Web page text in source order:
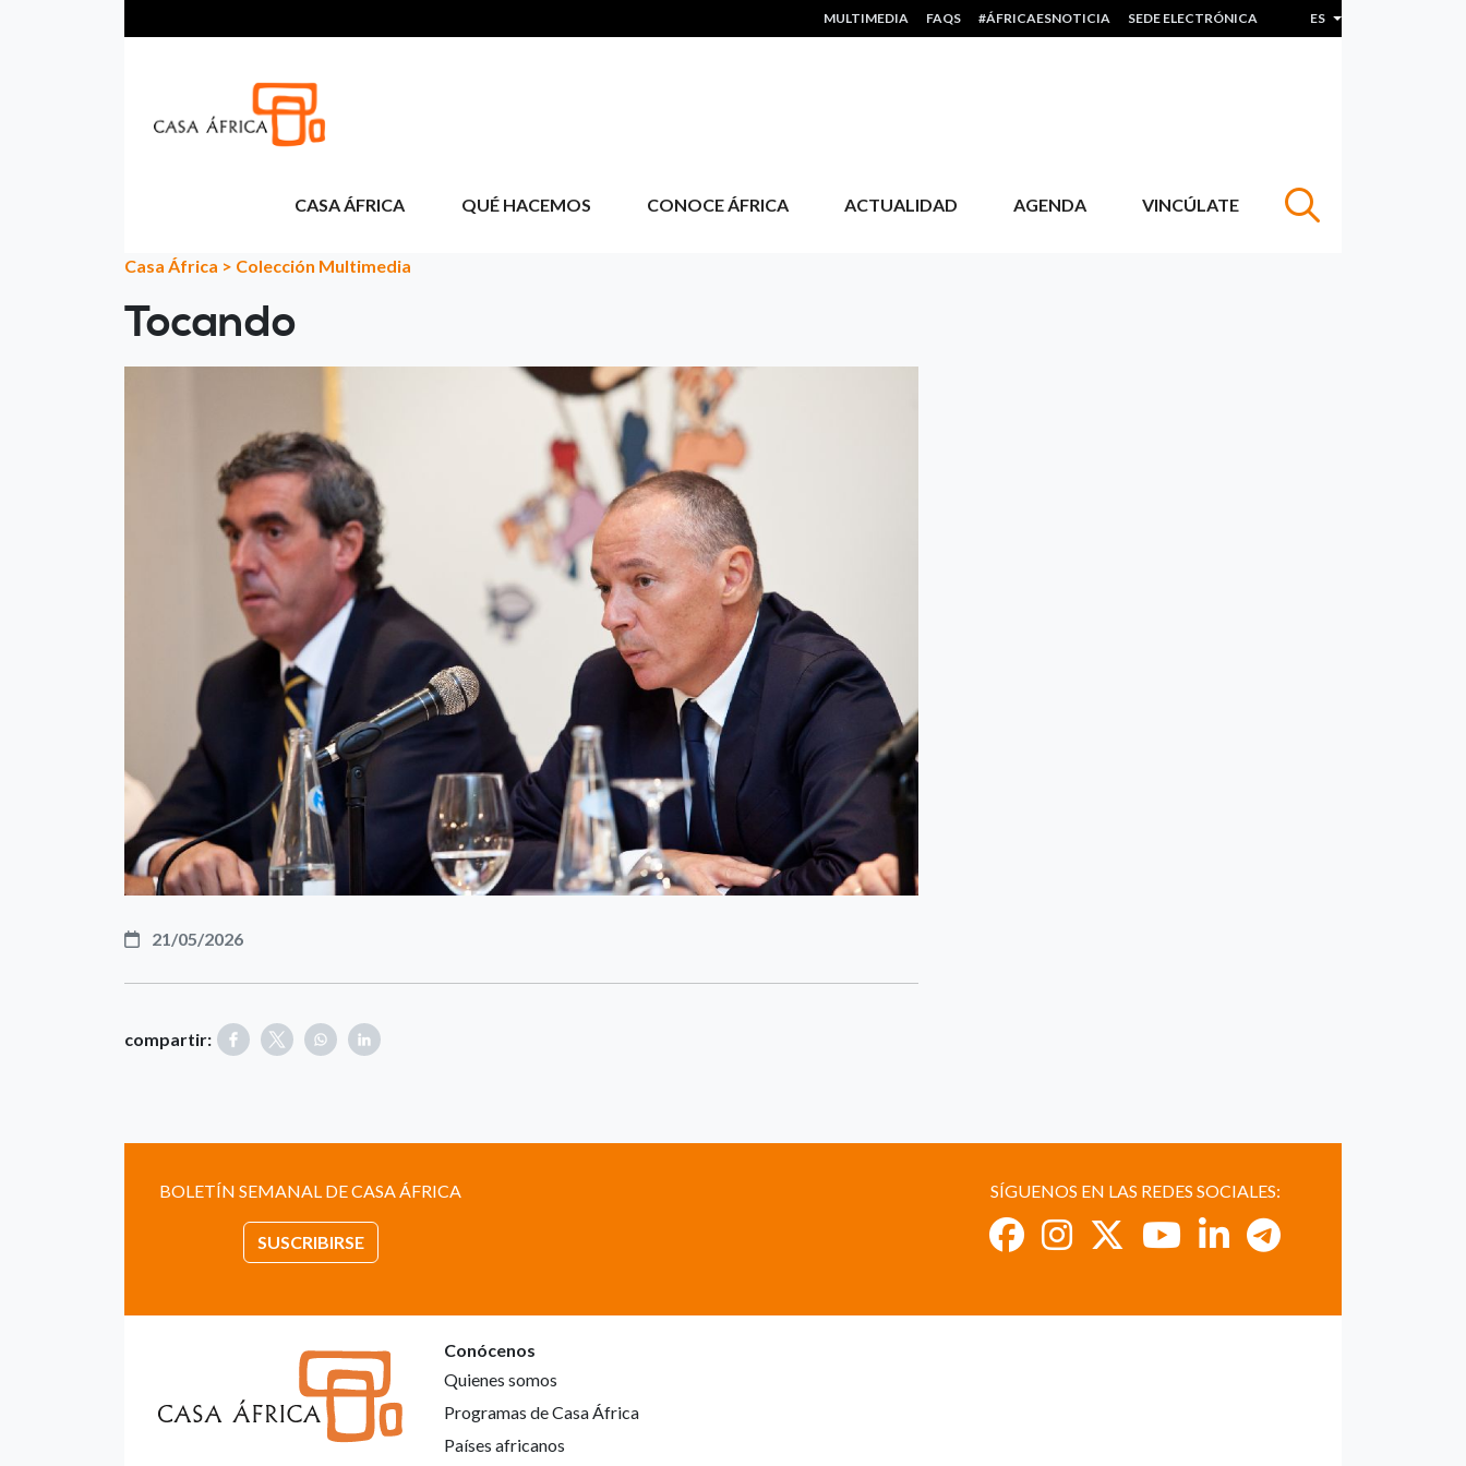
HEADER MENU
MULTIMEDIA FAQS #ÁFRICAESNOTICIA SEDE ELECTRÓNICA ES Lista adicional de
CASA ÁFRICA QUÉ HACEMOS CONOCE ÁFRICA ACTUALIDAD AGENDA VINCÚLATE
Casa África > Colección Multimedia
Tocando
21/05/2026
compartir:
BOLETÍN SEMANAL DE CASA ÁFRICA
SUSCRIBIRSE
SÍGUENOS EN LAS REDES SOCIALES:
Conócenos
Quienes somos
Programas de Casa África
Países africanos